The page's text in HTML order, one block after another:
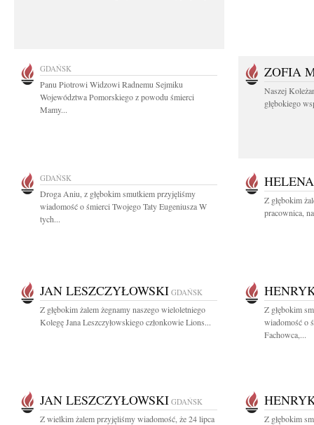
GDAŃSK
Panu Piotrowi Widzowi Radnemu Sejmiku
Województwa Pomorskiego z powodu śmierci
Mamy...
ZOFIA
Naszej
głębokiego
GDAŃSK
Droga Aniu, z głębokim smutkiem przyjęliśmy
wiadomość o śmierci Twojego Taty Eugeniusza W
tych...
Z głębokim
pracownica,
JAN LESZCZYŁOWSKI GDAŃSK
Z głębokim żalem żegnamy naszego wieloletniego
Kolegę Jana Leszczyłowskiego członkowie Lions...
Z głębokim
wiadomość o
Fachowca,...
JAN LESZCZYŁOWSKI GDAŃSK
Z wielkim żalem przyjęliśmy wiadomość, że 24 lipca
Z głębokim